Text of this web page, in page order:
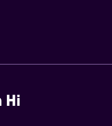
Hi